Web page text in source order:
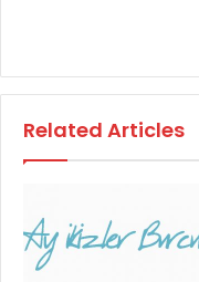
Related Articles